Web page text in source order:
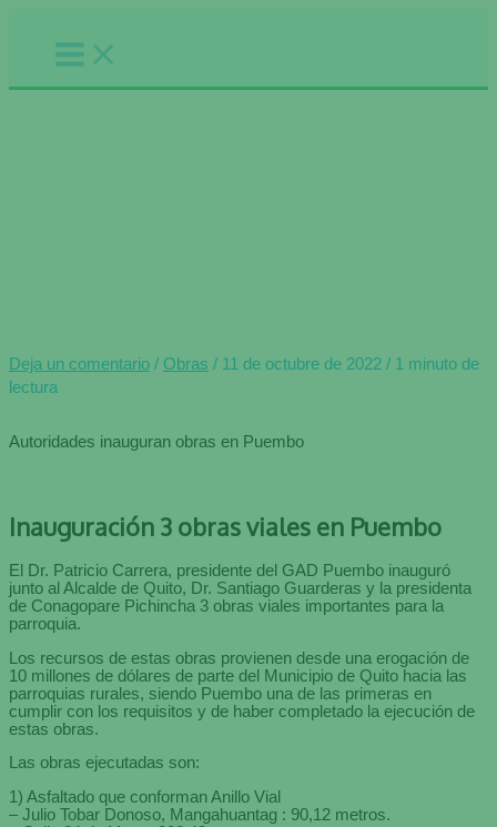
contenido
Deja un comentario / Obras / 11 de octubre de 2022 / 1 minuto de
lectura
Autoridades inauguran obras en Puembo
Inauguración 3 obras viales en Puembo
El Dr. Patricio Carrera, presidente del GAD Puembo inauguró
junto al Alcalde de Quito, Dr. Santiago Guarderas y la presidenta
de Conagopare Pichincha 3 obras viales importantes para la
parroquia.
Los recursos de estas obras provienen desde una erogación de
10 millones de dólares de parte del Municipio de Quito hacia las
parroquias rurales, siendo Puembo una de las primeras en
cumplir con los requisitos y de haber completado la ejecución de
estas obras.
Las obras ejecutadas son:
1) Asfaltado que conforman Anillo Vial
– Julio Tobar Donoso, Mangahuantag : 90,12 metros.